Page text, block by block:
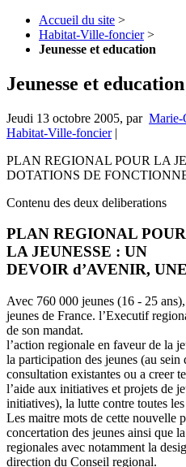
Accueil du site >
Habitat-Ville-foncier >
Jeunesse et education
Jeunesse et education
Jeudi 13 octobre 2005, par
Habitat-Ville-foncier|
PLAN REGIONAL POUR LA
DOTATIONS DE
Contenu des deux deliberations
PLAN REGIONAL
LA JEUNESSE : UN
DEVOIR d’AVENIR,
Avec 760 000 jeunes (16 - 25
jeunes de France. l’Executif
de son mandat.
l’action regionale en faveur de la
la participation des jeunes (au sein
consultation existantes ou a creer
l’aide aux initiatives et projets de
initiatives), la lutte contre toutes
Les maitre mots de cette nouvelle
concertation des jeunes ainsi que
regionales avec notamment la
direction du Conseil regional.